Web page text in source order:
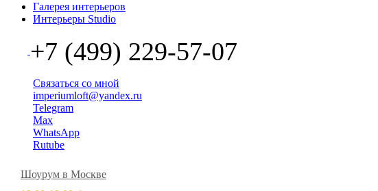
Галерея интерьеров
Интерьеры Studio
+7 (499) 229-57-07
Связаться со мной
imperiumloft@yandex.ru
Telegram
Max
WhatsApp
Rutube
Шоурум в Москве